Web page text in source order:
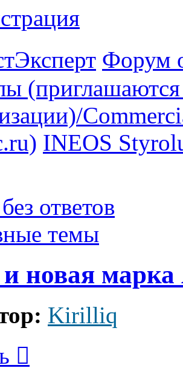
Форум
INEOS
ответов
темы
и новая
Kirilliq